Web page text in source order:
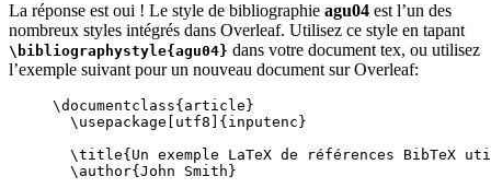
La réponse est oui ! Le style de bibliographie agu04 est l’un des
nombreux styles intégrés dans Overleaf. Utilisez ce style en tapant
\bibliographystyle{agu04} dans votre document tex, ou utilisez
l’exemple suivant pour un nouveau document sur Overleaf:
\documentclass{ article }
\usepackage
utf8 ]{ inputenc }
\title{Un exemple LaTeX de références
\author{John Smith}